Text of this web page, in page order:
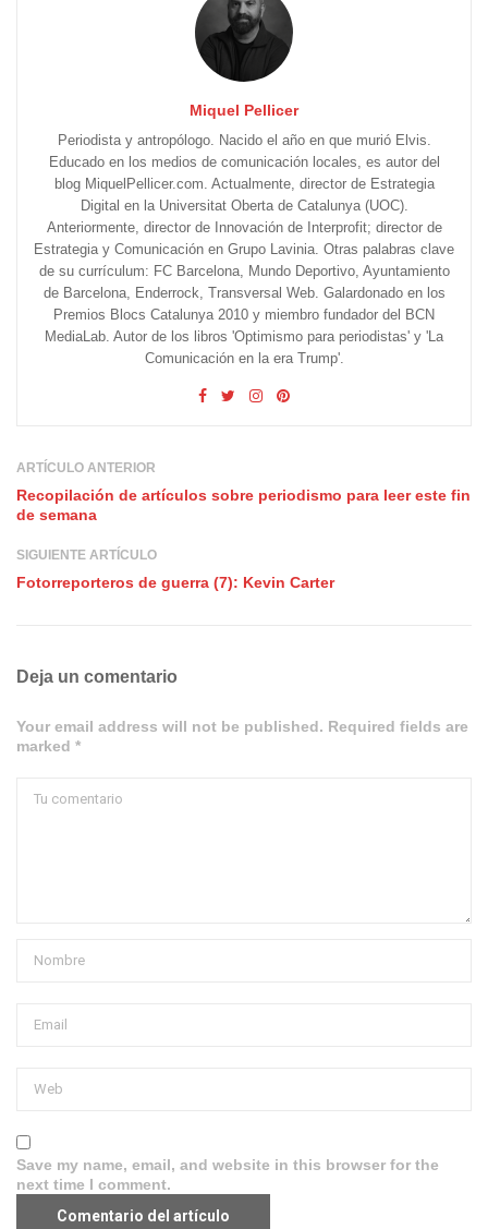
Miquel Pellicer
Periodista y antropólogo. Nacido el año en que murió Elvis.
Educado en los medios de comunicación locales, es autor del
blog MiquelPellicer.com. Actualmente, director de Estrategia
Digital en la Universitat Oberta de Catalunya (UOC).
Anteriormente, director de Innovación de Interprofit; director de
Estrategia y Comunicación en Grupo Lavinia. Otras palabras clave
de su currículum: FC Barcelona, Mundo Deportivo, Ayuntamiento
de Barcelona, Enderrock, Transversal Web. Galardonado en los
Premios Blocs Catalunya 2010 y miembro fundador del BCN
MediaLab. Autor de los libros 'Optimismo para periodistas' y 'La
Comunicación en la era Trump'.
ARTÍCULO ANTERIOR
Recopilación de artículos sobre periodismo para leer este fin
de semana
SIGUIENTE ARTÍCULO
Fotorreporteros de guerra (7): Kevin Carter
Deja un comentario
Your email address will not be published. Required fields are
marked *
Save my name, email, and website in this browser for the
next time I comment.